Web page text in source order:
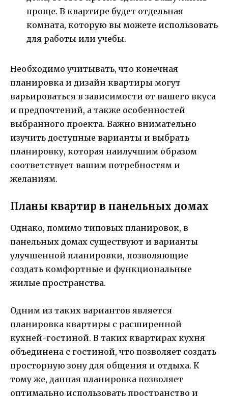
проще. В квартире будет отдельная
комната, которую вы можете использовать
для работы или учебы.
Необходимо учитывать, что конечная
планировка и дизайн квартиры могут
варьироваться в зависимости от вашего вкуса
и предпочтений, а также особенностей
выбранного проекта. Важно внимательно
изучить доступные варианты и выбрать
планировку, которая наилучшим образом
соответствует вашим потребностям и
желаниям.
Планы квартир в панельных домах
Однако, помимо типовых планировок, в
панельных домах существуют и варианты
улучшенной планировки, позволяющие
создать комфортные и функциональные
жилые пространства.
Одним из таких вариантов является
планировка квартиры с расширенной
кухней-гостиной. В таких квартирах кухня
объединена с гостиной, что позволяет создать
просторную зону для общения и отдыха. К
тому же, данная планировка позволяет
оптимально использовать пространство и